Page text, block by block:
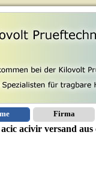
Firma
acivir versand aus